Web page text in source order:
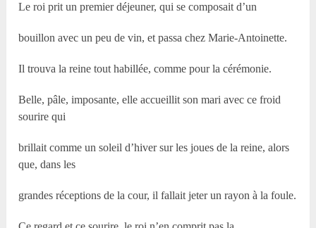
Le roi prit un premier déjeuner, qui se composait d’un
bouillon avec un peu de vin, et passa chez Marie-Antoinette.
Il trouva la reine tout habillée, comme pour la cérémonie.
Belle, pâle, imposante, elle accueillit son mari avec ce froid
sourire qui
brillait comme un soleil d’hiver sur les joues de la reine, alors
que, dans les
grandes réceptions de la cour, il fallait jeter un rayon à la foule.